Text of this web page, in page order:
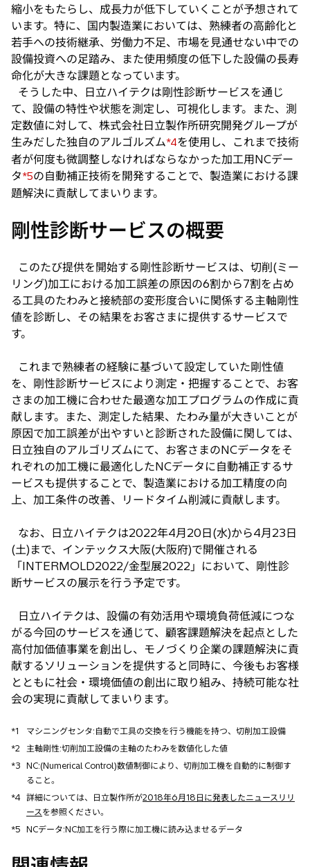
縮小をもたらし、成長力が低下していくことが予想されて
います。特に、国内製造業においては、熟練者の高齢化と
若手への技術継承、労働力不足、市場を見通せない中での
設備投資への足踏み、また使用頻度の低下した設備の長寿
命化が大きな課題となっています。
そうした中、日立ハイテクは剛性診断サービスを通じ
て、設備の特性や状態を測定し、可視化します。また、測
定数値に対して、株式会社日立製作所研究開発グループが
生みだした独自のアルゴルズム*4を使用し、これまで技術
者が何度も微調整しなければならなかった加工用NCデー
タ*5の自動補正技術を開発することで、製造業における課
題解決に貢献してまいります。
剛性診断サービスの概要
このたび提供を開始する剛性診断サービスは、切削(ミー
リング)加工における加工誤差の原因の6割から7割を占め
る工具のたわみと接続部の変形度合いに関係する主軸剛性
値を診断し、その結果をお客さまに提供するサービスで
す。
これまで熟練者の経験に基づいて設定していた剛性値
を、剛性診断サービスにより測定・把握することで、お客
さまの加工機に合わせた最適な加工プログラムの作成に貢
献します。また、測定した結果、たわみ量が大きいことが
原因で加工誤差が出やすいと診断された設備に関しては、
日立独自のアルゴリズムにて、お客さまのNCデータをそ
れぞれの加工機に最適化したNCデータに自動補正するサ
ービスも提供することで、製造業における加工精度の向
上、加工条件の改善、リードタイム削減に貢献します。
なお、日立ハイテクは2022年4月20日(水)から4月23日
(土)まで、インテックス大阪(大阪府)で開催される
「INTERMOLD2022/金型展2022」において、剛性診
断サービスの展示を行う予定です。
日立ハイテクは、設備の有効活用や環境負荷低減につな
がる今回のサービスを通じて、顧客課題解決を起点とした
高付加価値事業を創出し、モノづくり企業の課題解決に貢
献するソリューションを提供すると同時に、今後もお客様
とともに社会・環境価値の創出に取り組み、持続可能な社
会の実現に貢献してまいります。
*1
マシニングセンタ:自動で工具の交換を行う機能を持つ、切削加工設備
*2
主軸剛性:切削加工設備の主軸のたわみを数値化した値
*3 NC:(Numerical Control)数値制御により、切削加工機を自動的に制御す
ること。
*4 詳細については、日立製作所が2018年6月18日に発表したニュースリリ
ース を参照ください。
*5 NCデータ:NC加工を行う際に加工機に読み込ませるデータ